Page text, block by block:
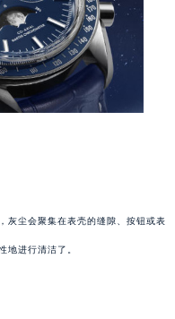
灰尘会聚集在表壳的缝隙、按钮或表
地进行清洁了。